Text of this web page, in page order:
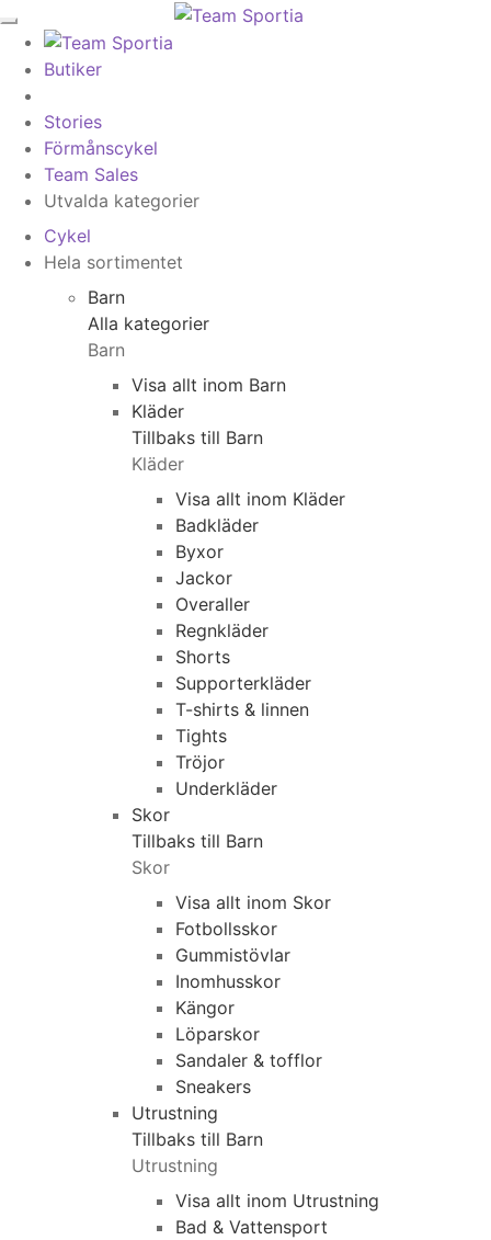
Butiker
Stories
Förmånscykel
Team Sales
Utvalda kategorier
Cykel
Hela sortimentet
Barn
Alla kategorier
Barn
Visa allt inom Barn
Kläder
Tillbaks till Barn
Kläder
Visa allt inom Kläder
Badkläder
Byxor
Jackor
Overaller
Regnkläder
Shorts
Supporterkläder
T-shirts & linnen
Tights
Tröjor
Underkläder
Skor
Tillbaks till Barn
Skor
Visa allt inom Skor
Fotbollsskor
Gummistövlar
Inomhusskor
Kängor
Löparskor
Sandaler & tofflor
Sneakers
Utrustning
Tillbaks till Barn
Utrustning
Visa allt inom Utrustning
Bad & Vattensport